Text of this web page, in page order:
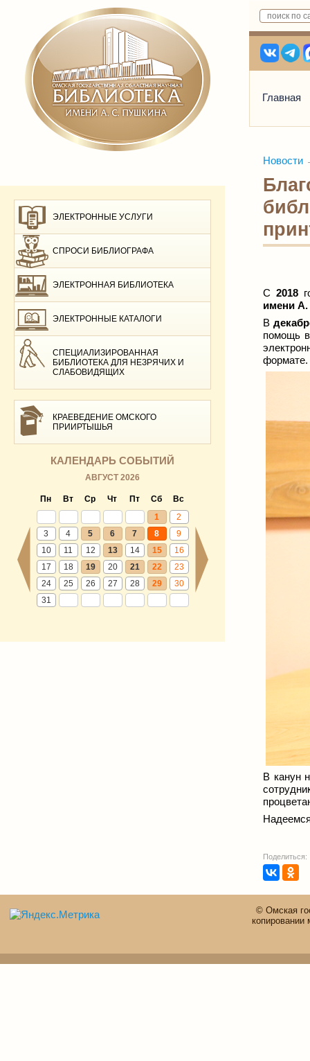
Главная
ЭЛЕКТРОННЫЕ УСЛУГИ
СПРОСИ БИБЛИОГРАФА
ЭЛЕКТРОННАЯ БИБЛИОТЕКА
ЭЛЕКТРОННЫЕ КАТАЛОГИ
СПЕЦИАЛИЗИРОВАННАЯ
БИБЛИОТЕКА ДЛЯ НЕЗРЯЧИХ И
СЛАБОВИДЯЩИХ
КРАЕВЕДЕНИЕ ОМСКОГО
ПРИИРТЫШЬЯ
КАЛЕНДАРЬ СОБЫТИЙ
АВГУСТ 2026
Пн Вт Ср Чт Пт Сб
Вс
1
2
3
4 5 6 7 8
9
10
11 12 13 14 15
16
17
18 19 20 21 22
23
24
25 26 27 28 29
30
31
Новости
С 2018
имени
В
помощь
формате.
В канун
Поделиться:
© Омская
копировании